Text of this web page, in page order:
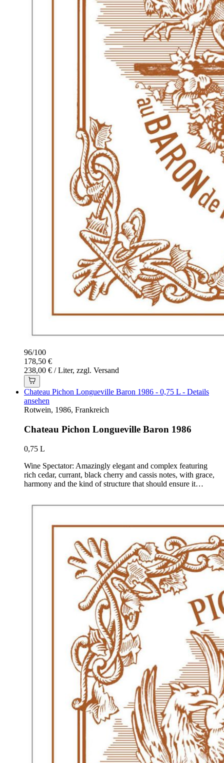
96/100
178,50 €
238,00 € / Liter, zzgl. Versand
Chateau Pichon Longueville Baron 1986 - 0,75 L - Details
ansehen
Rotwein, 1986, Frankreich
Chateau Pichon Longueville Baron 1986
0,75 L
Wine Spectator: Amazingly elegant and complex featuring
rich cedar, currant, black cherry and cassis notes, with grace,
harmony and the kind of structure that should ensure it…